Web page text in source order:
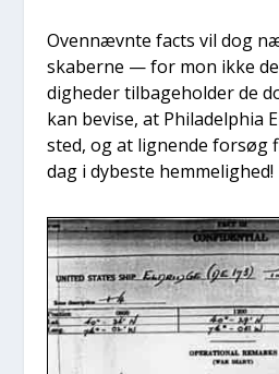
Oven­nævn­te facts vil dog
ska­ber­ne — for mon ikke
dig­he­der til­ba­ge­hol­der de
kan bevi­se, at Phila­delp­hia
sted, og at lig­nen­de for­søg
dag i dybe­ste hem­me­lig­hed!